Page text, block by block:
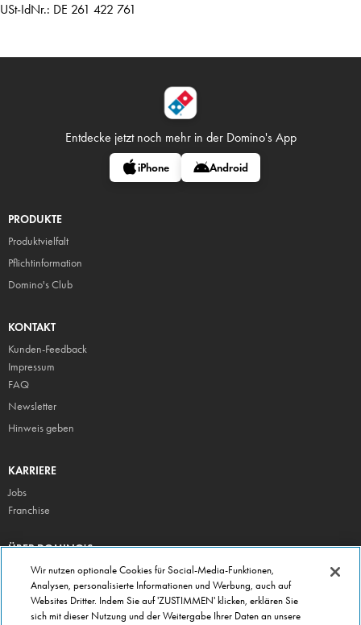
USt-IdNr.: DE 261 422 761
Entdecke jetzt noch mehr in der Domino's App
iPhone Android
PRODUKTE
Produktvielfalt
Pflichtinformation
Domino's Club
KONTAKT
Kunden-Feedback
Impressum
FAQ
Newsletter
Hinweis geben
KARRIERE
Jobs
Franchise
ÜBER DOMINO'S
Storesuche
Presse
Domino's App
Wir nutzen optionale Cookies für Social-Media-Funktionen,
Analysen, personalisierte Informationen und Werbung, auch auf
Websites Dritter. Indem Sie auf 'ZUSTIMMEN' klicken, erklären Sie
sich mit dieser Nutzung und der Weitergabe Ihrer Daten an unsere